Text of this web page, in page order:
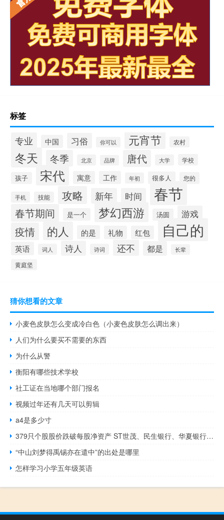
标签
专业 中国 习俗 你可以 元宵节 农村
冬天 冬季 北京 品牌 唐代 大学 学校
孩子 宋代 寓意 工作 年初 很多人 您的
手机 技能 攻略 新年 时间 春节
春节期间 是一个 梦幻西游 汤圆 游戏
疫情 的人 的是 礼物 红包 自己的
英语 词人 诗人 诗词 还不 都是 长辈
黄庭坚
猜你想看的文章
小麦色皮肤怎么变成冷白色（小麦色皮肤怎么调出来）
人们为什么要买不需要的东西
为什么从警
衡阳有哪些技术学校
社工证在当地哪个部门报名
视频过年还有几天可以剪辑
a4是多少寸
379只个股股价跌破每股净资产 ST世茂、民生银行、华夏银行市净率最低
“中山刘梦得禹锡亦在遣中”的出处是哪里
怎样学习小学五年级英语